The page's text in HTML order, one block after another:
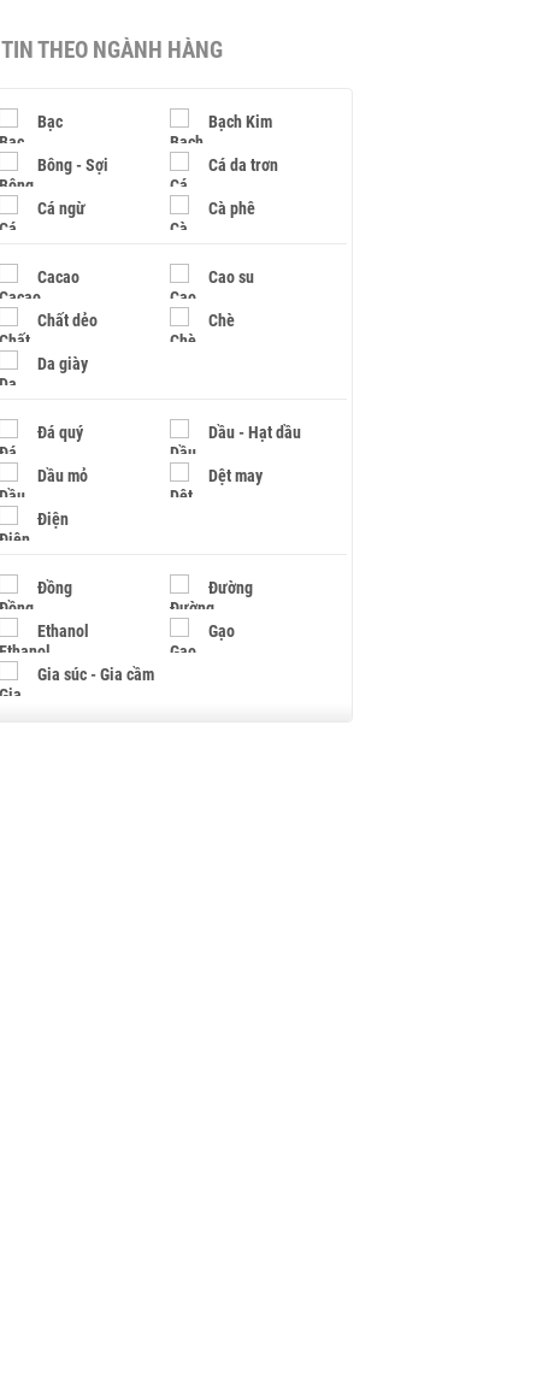
TIN THEO NGÀNH HÀNG
Bạc Bạch Kim
Bông - Sợi Cá da trơn
Cá ngừ Cà phê
Cacao Cao su
Chất dẻo Chè
Da giày
Đá quý Dầu - Hạt dầu
Dầu mỏ Dệt may
Điện
Đồng Đường
Ethanol Gạo
Gia súc - Gia cầm